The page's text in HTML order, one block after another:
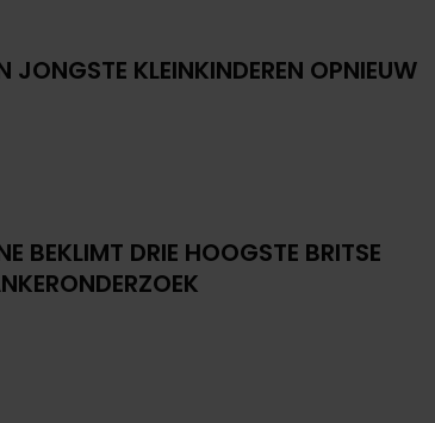
JONGSTE KLEINKINDEREN OPNIEUW
BEKLIMT DRIE HOOGSTE BRITSE